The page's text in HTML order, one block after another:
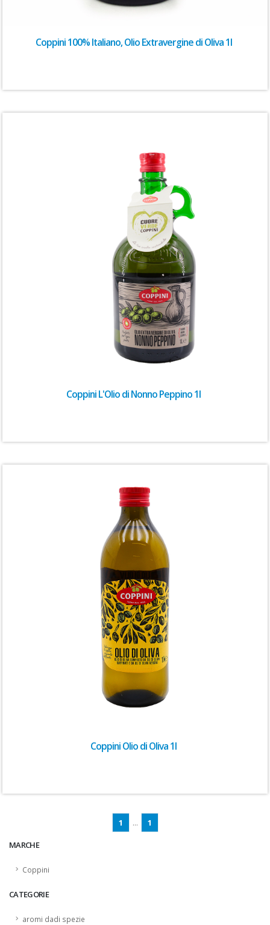
MARCHE
Coppini
CATEGORIE
aromi dadi spezie
Coppini 100% Italiano, Olio Extravergine di Oliva 1l
Coppini L'Olio di Nonno Peppino 1l
Coppini Olio di Oliva 1l
1 ... 1